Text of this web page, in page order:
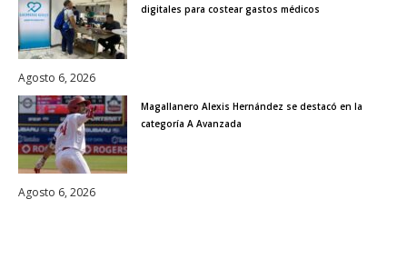
digitales para costear gastos médicos
Agosto 6, 2026
Magallanero Alexis Hernández se destacó en la
categoría A Avanzada
Agosto 6, 2026